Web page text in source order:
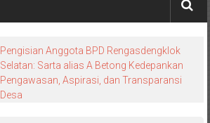
Pengisian Anggota BPD Rengasdengklok
Selatan: Sarta alias A Betong Kedepankan
Pengawasan, Aspirasi, dan Transparansi
Desa